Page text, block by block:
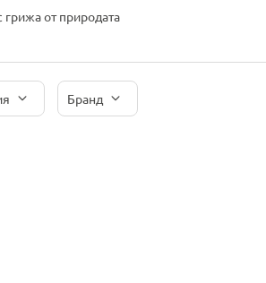
от природата
Бранд